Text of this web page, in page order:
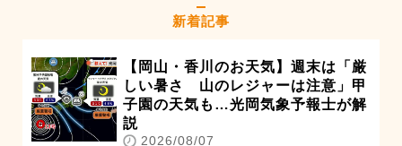
新着記事
【岡山・香川のお天気】週末は「厳
しい暑さ 山のレジャーは注意」甲
子園の天気も…光岡気象予報士が解
説
2026/08/07